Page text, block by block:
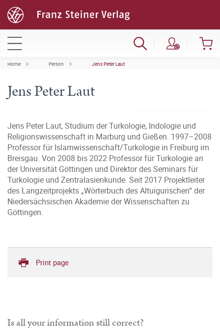
Home Person Jens Peter Laut
Jens Peter Laut
Jens Peter Laut, Studium der Turkologie, Indologie und
Religionswissenschaft in Marburg und Gießen. 1997–2008
Professor für Islamwissenschaft/Turkologie in Freiburg im
Breisgau. Von 2008 bis 2022 Professor für Turkologie an
der Universität Göttingen und Direktor des Seminars für
Turkologie und Zentralasienkunde. Seit 2017 Projektleiter
des Langzeitprojekts „Wörterbuch des Altuigurischen“ der
Niedersächsischen Akademie der Wissenschaften zu
Göttingen.
Print page
Is all your information still correct?